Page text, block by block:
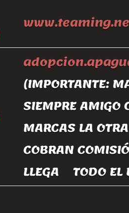
(IMPORTANTE:
SIEMPRE AMIGO
MARCAS LA
COBRAN
LLEGA TODO EL